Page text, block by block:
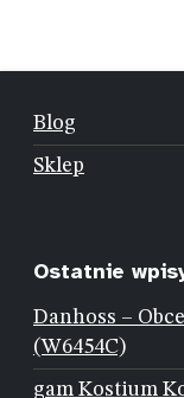
Blog
Sklep
Ostatnie
Danhoss –
(W6454C)
gam Kostium